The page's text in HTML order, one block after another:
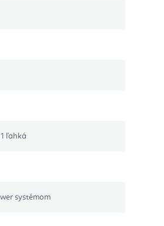
ľahká
systémom